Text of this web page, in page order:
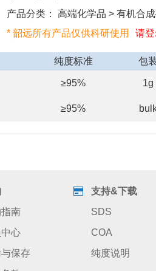
产品分类： 高端化学品 > 有机合
* 韶远所有产品仅供科研使用
请
纯度标准 包
≥95% 1g
≥95%
南
心
保存
支持&下载
SDS
COA
纯度说明